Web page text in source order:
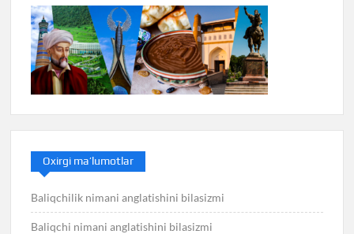
Oxirgi ma’lumotlar
Baliqchilik nimani anglatishini bilasizmi
Baliqchi nimani anglatishini bilasizmi